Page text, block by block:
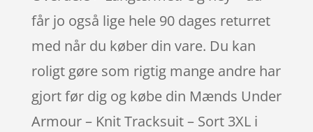
får jo også lige hele 90 dages returret
med når du køber din vare. Du kan
roligt gøre som rigtig mange andre har
gjort før dig og købe din Mænds Under
Armour – Knit Tracksuit – Sort 3XL i